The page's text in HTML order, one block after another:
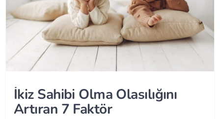
İkiz Sahibi Olma Olasılığını
Artıran 7 Faktör